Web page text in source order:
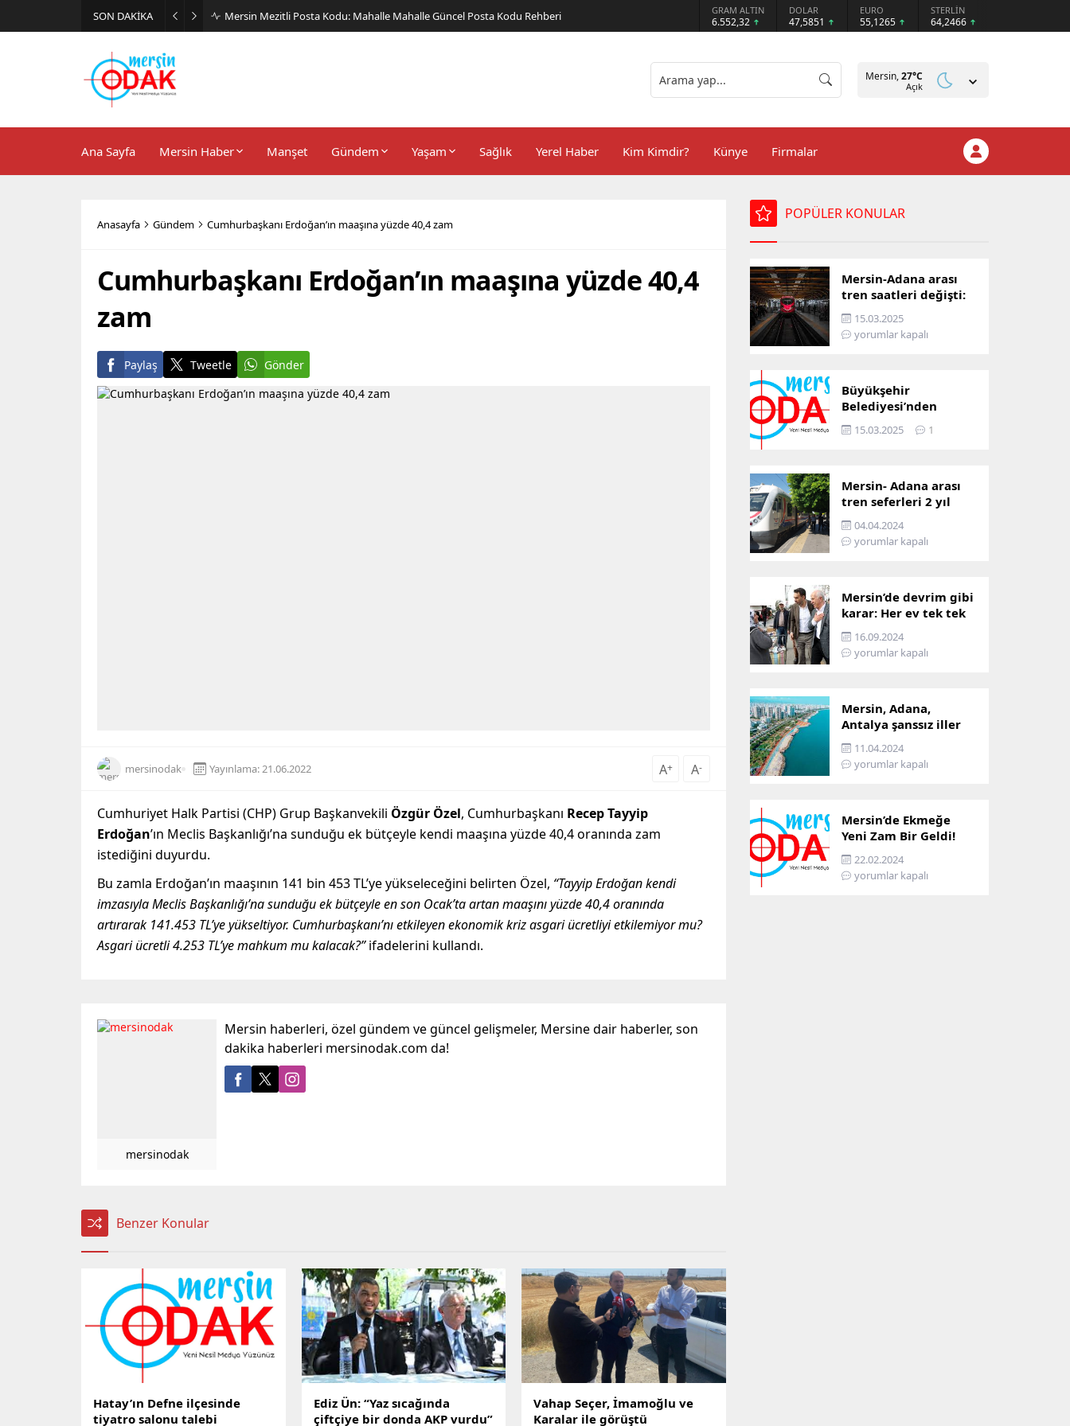
SON DAKİKA Günlük Stil İçin Erkek Sneaker Önerileri GRAM ALTIN
6.552,32
DOLAR
47,5851
EURO
55,1265
STERLİN
64,2466
Mersin,27°C
Açık
Ana Sayfa Mersin Haber Manşet Gündem Yaşam Sağlık Yerel Haber Kim Kimdir? Künye Firmalar
Anasayfa Gündem Cumhurbaşkanı Erdoğan’ın maaşına yüzde 40,4 zam
Cumhurbaşkanı Erdoğan’ın maaşına yüzde 40,4
zam
Paylaş Tweetle Gönder
mersinodak Yayınlama: 21.06.2022 A+ A-
Cumhuriyet Halk Partisi (CHP) Grup Başkanvekili Özgür Özel, Cumhurbaşkanı Recep Tayyip
Erdoğan’ın Meclis Başkanlığı’na sunduğu ek bütçeyle kendi maaşına yüzde 40,4 oranında zam
istediğini duyurdu.
Bu zamla Erdoğan’ın maaşının 141 bin 453 TL’ye yükseleceğini belirten Özel, “Tayyip Erdoğan kendi
imzasıyla Meclis Başkanlığı’na sunduğu ek bütçeyle en son Ocak’ta artan maaşını yüzde 40,4 oranında
artırarak 141.453 TL’ye yükseltiyor. Cumhurbaşkanı’nı etkileyen ekonomik kriz asgari ücretliyi etkilemiyor mu?
Asgari ücretli 4.253 TL’ye mahkum mu kalacak?”ifadelerini kullandı.
mersinodak
Mersin haberleri, özel gündem ve güncel gelişmeler, Mersine dair haberler, son
dakika haberleri mersinodak.com da!
Benzer Konular
Hatay’ın Defne ilçesinde
tiyatro salonu talebi
Ediz Ün: “Yaz sıcağında
çiftçiye bir donda AKP vurdu”
Vahap Seçer, İmamoğlu ve
Karalar ile görüştü
POPÜLER KONULAR
Mersin-Adana arası
tren saatleri değişti:
İşte yeni ulaşım listesi
15.03.2025
yorumlar kapalı
Büyükşehir
Belediyesi’nden
Mersin ve Adana arası
ulaşım başladı
15.03.2025 1
Mersin- Adana arası
tren seferleri 2 yıl
boyunca
çalışmayacak
04.04.2024
yorumlar kapalı
Mersin’de devrim gibi
karar: Her ev tek tek
incelenecek!
16.09.2024
yorumlar kapalı
Mersin, Adana,
Antalya şanssız iller
arasına girdi: İşte
sebebi…
11.04.2024
yorumlar kapalı
Mersin’de Ekmeğe
Yeni Zam Bir Geldi!
İşte Mersin’in Zamlı
Ekmek Fiyatı!
22.02.2024
yorumlar kapalı